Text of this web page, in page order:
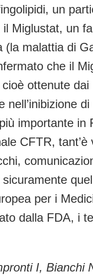
un
Miglustat, un
(la malattia di
che il
ottenute
importante in
CFTR,
per i
dalla FDA, i
I, Bianchi